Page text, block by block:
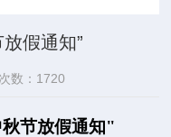
假通知”
数：1720
节放假通知"